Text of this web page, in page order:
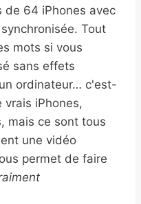
de 64 iPhones avec
Tout
mots si vous
sans effets
ordinateur… c'est-
iPhones,
mais ce sont tous
une vidéo
permet de faire